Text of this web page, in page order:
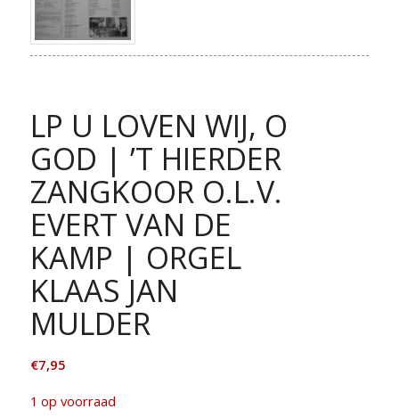
LP U LOVEN WIJ, O
GOD | ’T HIERDER
ZANGKOOR O.L.V.
EVERT VAN DE
KAMP | ORGEL
KLAAS JAN
MULDER
€7,95
1 op voorraad